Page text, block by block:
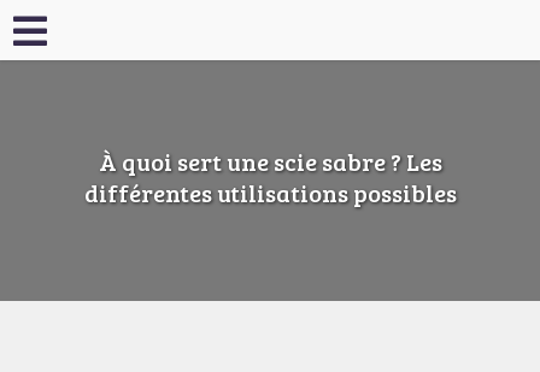
À quoi sert une scie sabre ? Les
différentes utilisations possibles